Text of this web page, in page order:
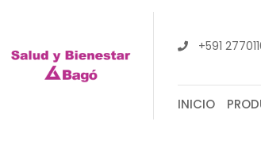
+591
INICIO